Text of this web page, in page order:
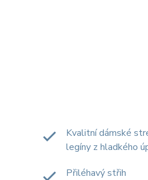
Kvalitní dámské
legíny z hladkého
Přiléhavý střih